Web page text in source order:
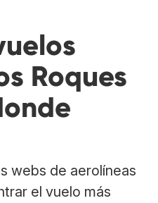
Roques
webs de aerolíneas
el vuelo más